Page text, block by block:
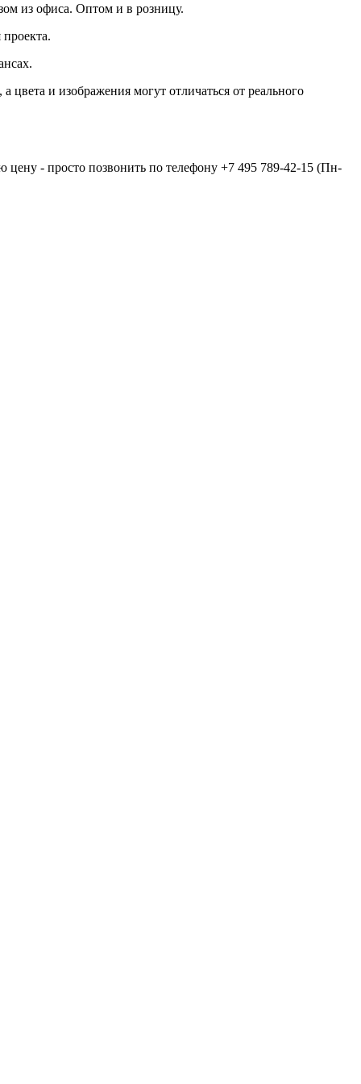
из офиса. Оптом и в розницу.
цвета и изображения могут отличаться от реального
цену - просто позвонить по телефону +7 495 789-42-15 (Пн-